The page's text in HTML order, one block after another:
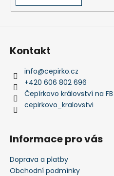
Kontakt
info@cepirko.cz
+420 606 802 696
Čepírkovo království na FB
cepirkovo_kralovstvi
Informace pro vás
Doprava a platby
Obchodní podmínky